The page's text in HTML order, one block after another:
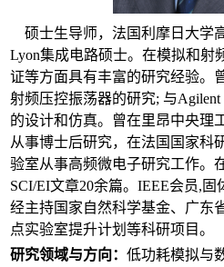
硕士生导师，法国利摩日大学
Lyon集成电路硕士。在模拟和射
证等方面具有丰富的研究经验。
射频压控振荡器的研究; 与
的设计和仿真。曾在里昂中央理
从事博士后研究，在法国国家科
验室从事高频微电子研究工作。
SCI/EI文章20余篇。IEEE会员,
经主持国家自然科学基金、广东
点实验室提升计划等科研项目。
研究领域与方向： 低功耗模拟与